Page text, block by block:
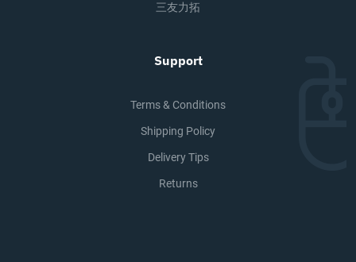
三友力拓
Support
Terms & Conditions
Shipping Policy
Delivery Tips
Returns